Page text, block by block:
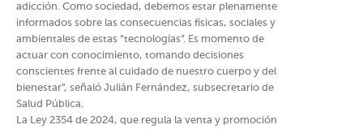
adicción. Como sociedad, debemos estar plenamente
informados sobre las consecuencias físicas, sociales y
ambientales de estas “tecnologías”. Es momento de
actuar con conocimiento, tomando decisiones
conscientes frente al cuidado de nuestro cuerpo y del
bienestar”, señaló Julián Fernández, subsecretario de
Salud Pública.
La Ley 2354 de 2024, que regula la venta y promoción